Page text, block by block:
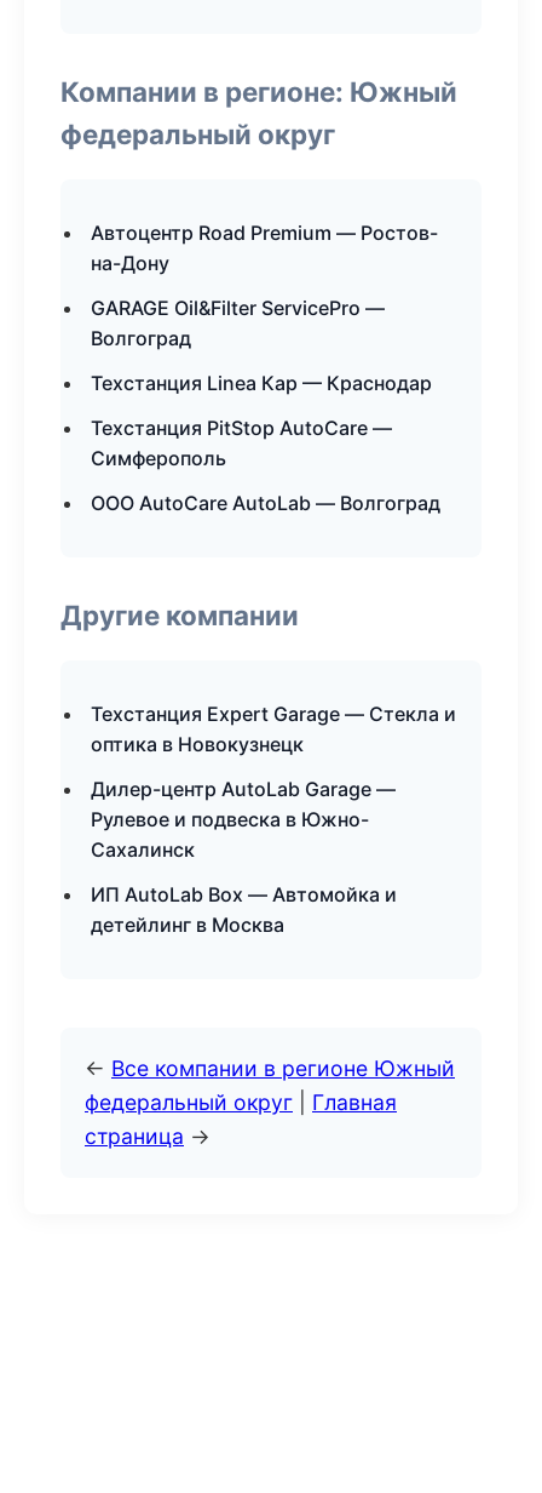
Компании в регионе: Южный
федеральный округ
Автоцентр Road Premium — Ростов-
на-Дону
GARAGE Oil&Filter ServicePro —
Волгоград
Техстанция Linea Кар — Краснодар
Техстанция PitStop AutoCare —
Симферополь
ООО AutoCare AutoLab — Волгоград
Другие компании
Техстанция Expert Garage — Стекла и
оптика в Новокузнецк
Дилер-центр AutoLab Garage —
Рулевое и подвеска в Южно-
Сахалинск
ИП AutoLab Box — Автомойка и
детейлинг в Москва
← Все компании в регионе Южный
федеральный округ
Главная
страница →